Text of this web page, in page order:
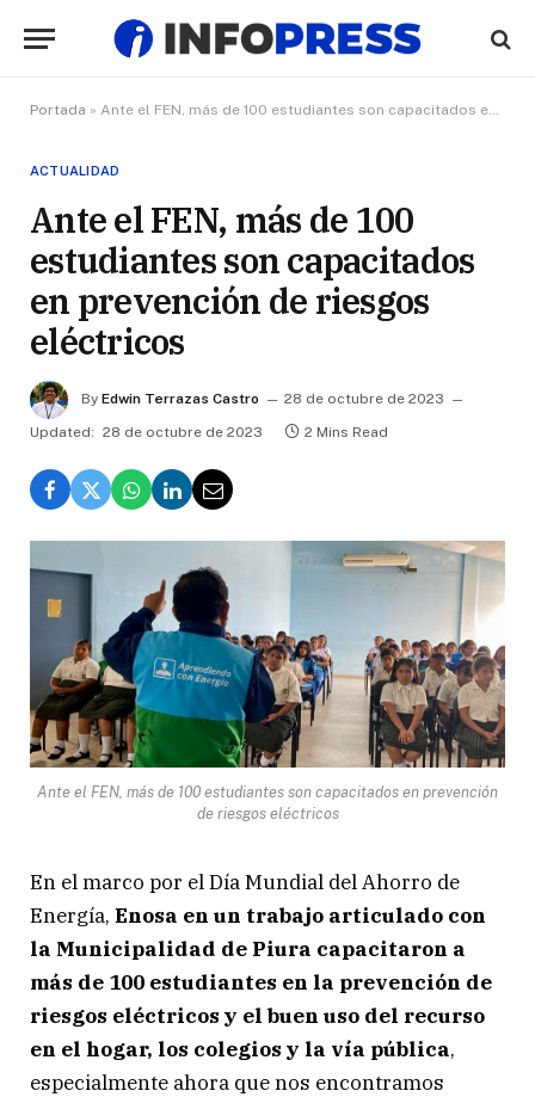
Portada » Ante el FEN, más de 100 estudiantes son capacitados en prevención de riesgos eléctricos
ACTUALIDAD
Ante el FEN, más de 100
estudiantes son capacitados
en prevención de riesgos
eléctricos
By Edwin Terrazas Castro
28 de octubre de 2023
Updated: 28 de octubre de 2023 2 Mins Read
Ante el FEN, más de 100 estudiantes son capacitados en prevención
de riesgos eléctricos
En el marco por el Día Mundial del Ahorro de
Energía, Enosa en un trabajo articulado con
la Municipalidad de Piura capacitaron a
más de 100 estudiantes en la prevención de
riesgos eléctricos y el buen uso del recurso
en el hogar, los colegios y la vía pública,
especialmente ahora que nos encontramos